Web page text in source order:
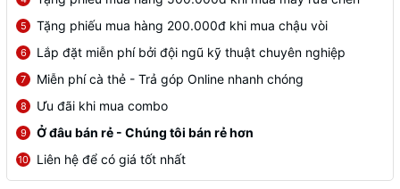
5 Tặng phiếu mua hàng 200.000đ khi mua chậu vòi
6 Lắp đặt miễn phí bởi đội ngũ kỹ thuật chuyên nghiệp
7 Miễn phí cà thẻ - Trả góp Online nhanh chóng
8 Ưu đãi khi mua combo
9 Ở đâu bán rẻ - Chúng tôi bán rẻ hơn
10 Liên hệ để có giá tốt nhất